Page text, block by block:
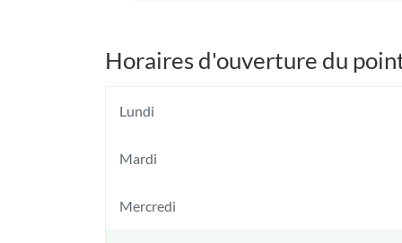
Horaires d'ouverture du
Lundi
Mardi
Mercredi